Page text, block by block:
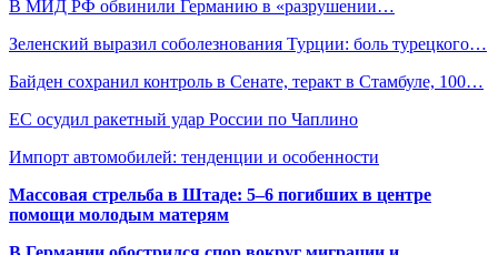
В МИД РФ обвинили Германию в «разрушении…
Зеленский выразил соболезнования Турции: боль турецкого…
Байден сохранил контроль в Сенате, теракт в Стамбуле, 100…
ЕС осудил ракетный удар России по Чаплино
Импорт автомобилей: тенденции и особенности
Массовая стрельба в Штаде: 5–6 погибших в центре
помощи молодым матерям